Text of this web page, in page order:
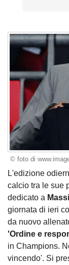
© foto di
L'edizione
calcio tra le sue
dedicato a
giornata di ieri
da nuovo
'Ordine e
in Champions.
vincendo'. Si